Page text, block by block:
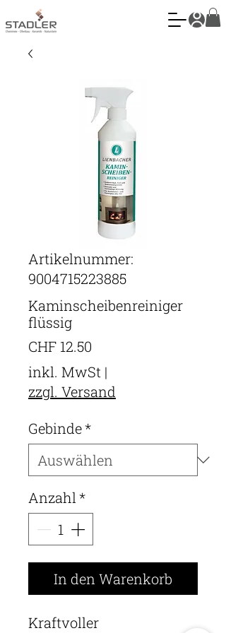
Artikelnummer:
9004715223885
Kaminscheibenreiniger
flüssig
CHF 12.50
inkl. MwSt |
zzgl. Versand
Gebinde*
Anzahl*
In den Warenkorb
Kraftvoller